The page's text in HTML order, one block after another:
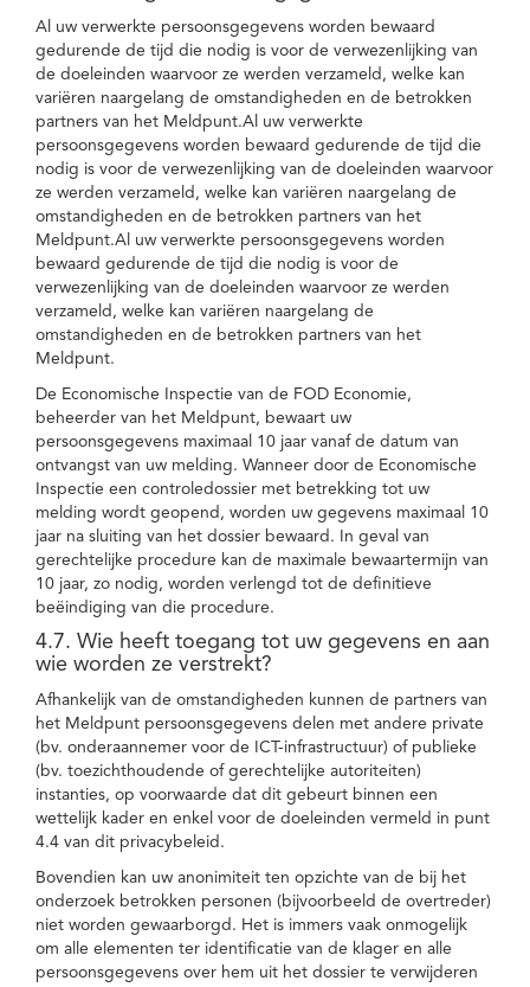
Al uw verwerkte persoonsgegevens worden bewaard
gedurende de tijd die nodig is voor de verwezenlijking van
de doeleinden waarvoor ze werden verzameld, welke kan
variëren naargelang de omstandigheden en de betrokken
partners van het Meldpunt.Al uw verwerkte
persoonsgegevens worden bewaard gedurende de tijd die
nodig is voor de verwezenlijking van de doeleinden waarvoor
ze werden verzameld, welke kan variëren naargelang de
omstandigheden en de betrokken partners van het
Meldpunt.Al uw verwerkte persoonsgegevens worden
bewaard gedurende de tijd die nodig is voor de
verwezenlijking van de doeleinden waarvoor ze werden
verzameld, welke kan variëren naargelang de
omstandigheden en de betrokken partners van het
Meldpunt.
De Economische Inspectie van de FOD Economie,
beheerder van het Meldpunt, bewaart uw
persoonsgegevens maximaal 10 jaar vanaf de datum van
ontvangst van uw melding. Wanneer door de Economische
Inspectie een controledossier met betrekking tot uw
melding wordt geopend, worden uw gegevens maximaal 10
jaar na sluiting van het dossier bewaard. In geval van
gerechtelijke procedure kan de maximale bewaartermijn van
10 jaar, zo nodig, worden verlengd tot de definitieve
beëindiging van die procedure.
4.7. Wie heeft toegang tot uw gegevens en aan
wie worden ze verstrekt?
Afhankelijk van de omstandigheden kunnen de partners van
het Meldpunt persoonsgegevens delen met andere private
(bv. onderaannemer voor de ICT-infrastructuur) of publieke
(bv. toezichthoudende of gerechtelijke autoriteiten)
instanties, op voorwaarde dat dit gebeurt binnen een
wettelijk kader en enkel voor de doeleinden vermeld in punt
4.4 van dit privacybeleid.
Bovendien kan uw anonimiteit ten opzichte van de bij het
onderzoek betrokken personen (bijvoorbeeld de overtreder)
niet worden gewaarborgd. Het is immers vaak onmogelijk
om alle elementen ter identificatie van de klager en alle
persoonsgegevens over hem uit het dossier te verwijderen